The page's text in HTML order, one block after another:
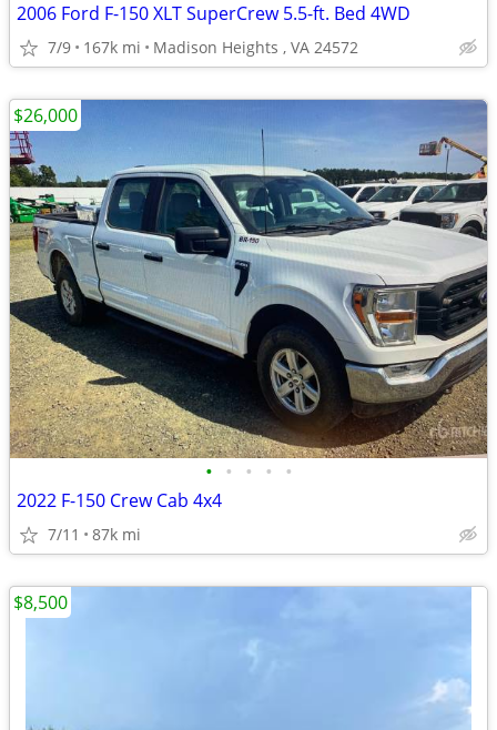
2006 Ford F-150 XLT SuperCrew 5.5-ft. Bed 4WD
7/9 167k mi Madison Heights , VA 24572
• • • • •
2022 F-150 Crew Cab 4x4
7/11 87k mi
$26,000
$8,500